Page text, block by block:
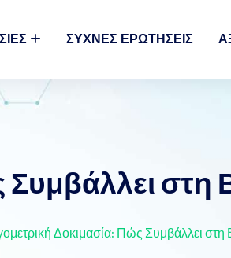
ΣΥΧΝΈΣ ΕΡΩΤΉΣΕΙΣ
Δοκιμασία: Πώς Συμβάλλει